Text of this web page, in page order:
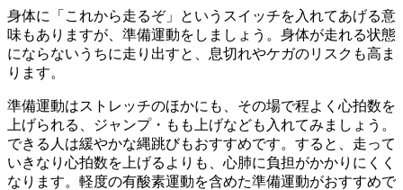
身体に「これから走るぞ」というスイッチを入れてあげる意
味もありますが、準備運動をしましょう。身体が走れる状態
にならないうちに走り出すと、息切れやケガのリスクも高ま
ります。
準備運動はストレッチのほかにも、その場で程よく心拍数を
上げられる、ジャンプ・もも上げなども入れてみましょう。
できる人は緩やかな縄跳びもおすすめです。すると、走って
いきなり心拍数を上げるよりも、心肺に負担がかかりにくく
なります。軽度の有酸素運動を含めた準備運動がおすすめで